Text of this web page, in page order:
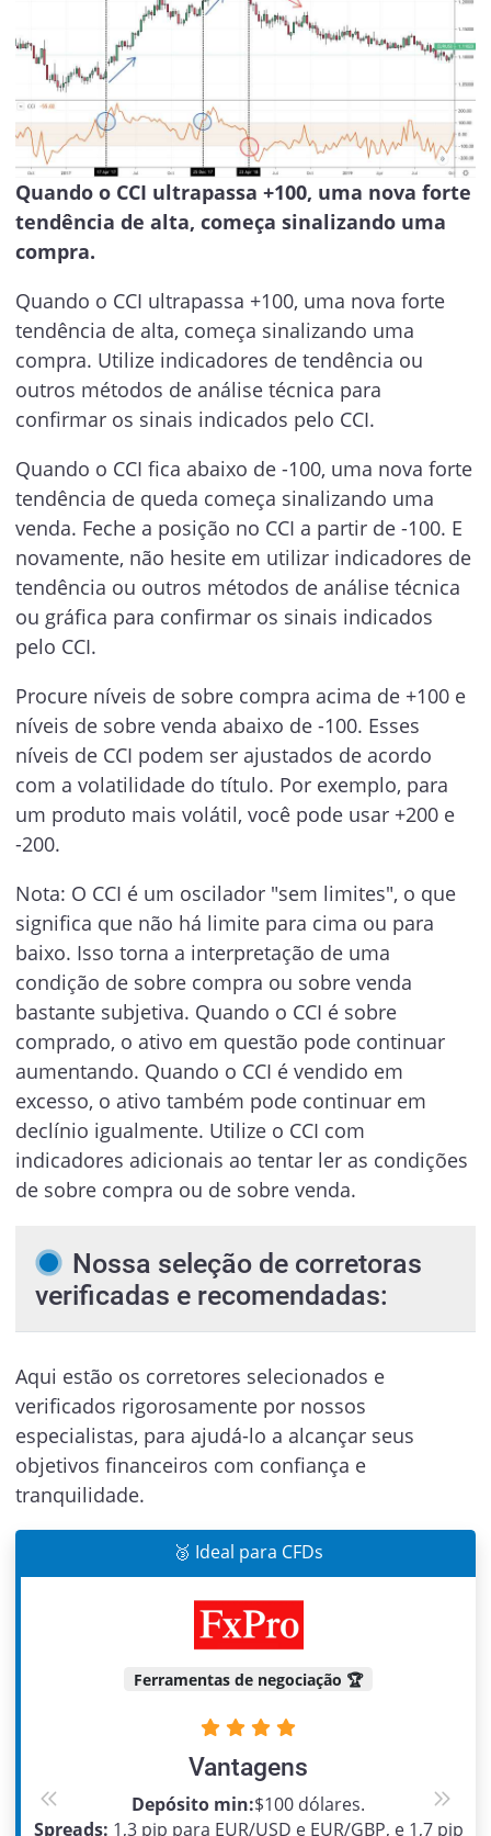
Quando o CCI ultrapassa +100, uma nova forte
tendência de alta, começa sinalizando uma
compra.
Quando o CCI ultrapassa +100, uma nova forte
tendência de alta, começa sinalizando uma
compra. Utilize indicadores de tendência ou
outros métodos de análise técnica para
confirmar os sinais indicados pelo CCI.
Quando o CCI fica abaixo de -100, uma nova forte
tendência de queda começa sinalizando uma
venda. Feche a posição no CCI a partir de -100. E
novamente, não hesite em utilizar indicadores de
tendência ou outros métodos de análise técnica
ou gráfica para confirmar os sinais indicados
pelo CCI.
Procure níveis de sobre compra acima de +100 e
níveis de sobre venda abaixo de -100. Esses
níveis de CCI podem ser ajustados de acordo
com a volatilidade do título. Por exemplo, para
um produto mais volátil, você pode usar +200 e
-200.
Nota: O CCI é um oscilador "sem limites", o que
significa que não há limite para cima ou para
baixo. Isso torna a interpretação de uma
condição de sobre compra ou sobre venda
bastante subjetiva. Quando o CCI é sobre
comprado, o ativo em questão pode continuar
aumentando. Quando o CCI é vendido em
excesso, o ativo também pode continuar em
declínio igualmente. Utilize o CCI com
indicadores adicionais ao tentar ler as condições
de sobre compra ou de sobre venda.
Nossa seleção de corretoras
verificadas e recomendadas:
Aqui estão os corretores selecionados e
verificados rigorosamente por nossos
especialistas, para ajudá-lo a alcançar seus
objetivos financeiros com confiança e
tranquilidade.
🥉 Ideal para CFDs
Ferramentas de negociação 🏆
Vantagens
Depósito min:$100 dólares.
Spreads: 1,3 pip para EUR/USD e EUR/GBP, e 1,7 pip
Previous Next